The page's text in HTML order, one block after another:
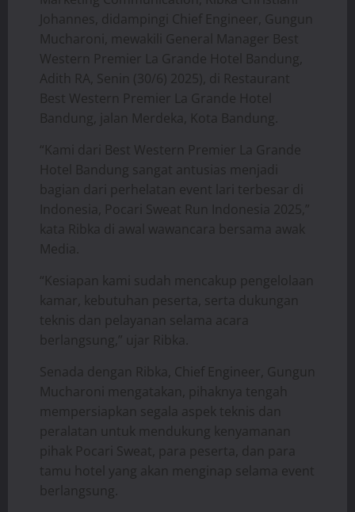
Johannes, didampingi Chief Engineer, Gungun
Mucharoni, mewakili General Manager Best
Western Premier La Grande Hotel Bandung,
Adith RA, Senin (30/6) 2025), di Restaurant
Best Western Premier La Grande Hotel
Bandung, jalan Merdeka, Kota Bandung.
“Kami dari Best Western Premier La Grande
Hotel Bandung sangat antusias menjadi
bagian dari perhelatan event lari terbesar di
Indonesia, Pocari Sweat Run Indonesia 2025,”
kata Ribka di awal wawancara bersama awak
Media.
“Kesiapan kami sudah mencakup pengelolaan
kamar, kebutuhan peserta, serta dukungan
teknis dan pelayanan selama acara
berlangsung,” ujar Ribka.
Senada dengan Ribka, Chief Engineer, Gungun
Mucharoni mengatakan, pihaknya tengah
mempersiapkan segala aspek teknis dan
peralatan untuk mendukung kenyamanan
pihak Pocari Sweat, para peserta, dan para
tamu hotel yang akan menginap selama event
berlangsung.